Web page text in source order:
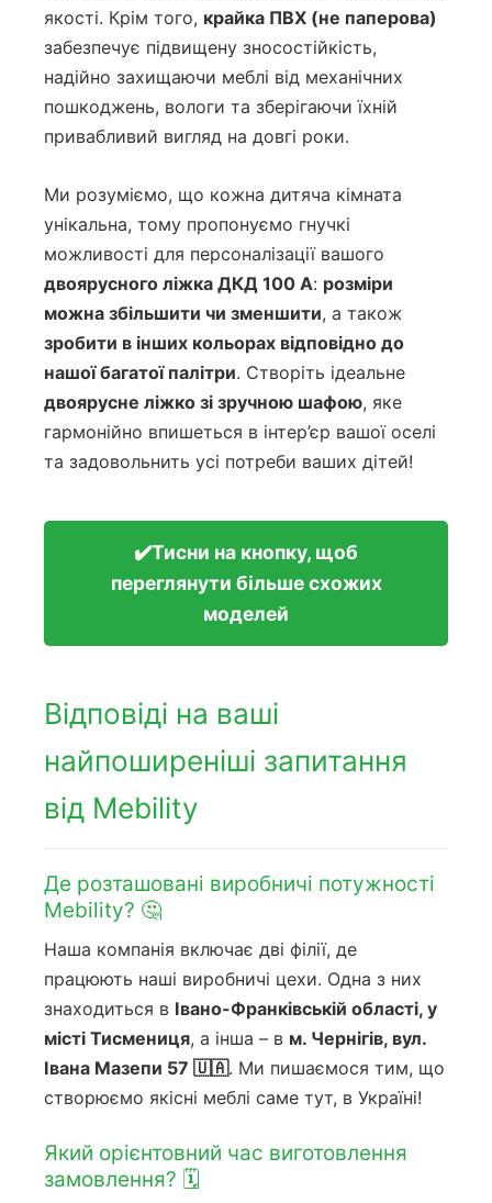
якості. Крім того, крайка ПВХ (не паперова)
забезпечує підвищену зносостійкість,
надійно захищаючи меблі від механічних
пошкоджень, вологи та зберігаючи їхній
привабливий вигляд на довгі роки.
Ми розуміємо, що кожна дитяча кімната
унікальна, тому пропонуємо гнучкі
можливості для персоналізації вашого
двоярусного ліжка ДКД 100 А: розміри
можна збільшити чи зменшити, а також
зробити в інших кольорах відповідно до
нашої багатої палітри. Створіть ідеальне
двоярусне ліжко зі зручною шафою, яке
гармонійно впишеться в інтер’єр вашої оселі
та задовольнить усі потреби ваших дітей!
✔️Тисни на кнопку, щоб
переглянути більше схожих
моделей
Відповіді на ваші
найпоширеніші запитання
від Mebility
Де розташовані виробничі потужності
Mebility? 🤔
Наша компанія включає дві філії, де
працюють наші виробничі цехи. Одна з них
знаходиться в Івано-Франківській області, у
місті Тисмениця, а інша – в м. Чернігів, вул.
Івана Мазепи 57 🇺🇦. Ми пишаємося тим, що
створюємо якісні меблі саме тут, в Україні!
Який орієнтовний час виготовлення
замовлення? 🗓️